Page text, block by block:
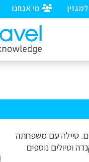
מי אנחנו
טיילה עם משפחתה
וטיולים נוספים